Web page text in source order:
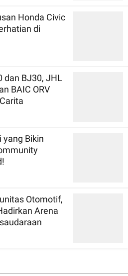
Honda Civic
di
dan BJ30, JHL
BAIC ORV
yang Bikin
Otomotif,
Arena